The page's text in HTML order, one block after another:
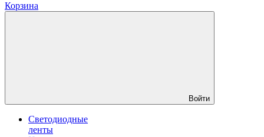
Корзина
Войти
Светодиодные
ленты